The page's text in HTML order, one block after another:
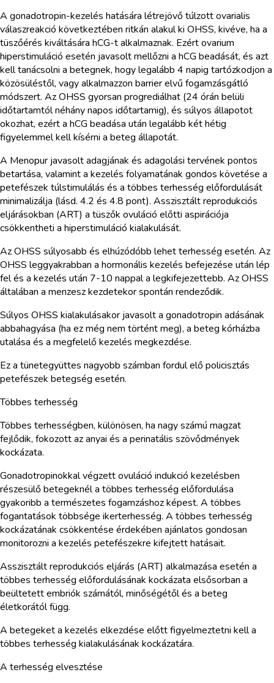
A gonadotropin-kezelés hatására létrejövő túlzott ovarialis
válaszreakció következtében ritkán alakul ki OHSS, kivéve, ha a
tüszőérés kiváltására hCG-t alkalmaznak. Ezért ovarium
hiperstimuláció esetén javasolt mellőzni a hCG beadását, és azt
kell tanácsolni a betegnek, hogy legalább 4 napig tartózkodjon a
közösüléstől, vagy alkalmazzon barrier elvű fogamzásgátló
módszert. Az OHSS gyorsan progrediálhat (24 órán belüli
időtartamtól néhány napos időtartamig), és súlyos állapotot
okozhat, ezért a hCG beadása után legalább két hétig
figyelemmel kell kísérni a beteg állapotát.
A Menopur javasolt adagjának és adagolási tervének pontos
betartása, valamint a kezelés folyamatának gondos követése a
petefészek túlstimulálás és a többes terhesség előfordulását
minimalizálja (lásd. 4.2 és 4.8 pont). Asszisztált reprodukciós
eljárásokban (ART) a tüszők ovuláció előtti aspirációja
csökkentheti a hiperstimuláció kialakulását.
Az OHSS súlyosabb és elhúzódóbb lehet terhesség esetén. Az
OHSS leggyakrabban a hormonális kezelés befejezése után lép
fel és a kezelés után 7-10 nappal a legkifejezettebb. Az OHSS
általában a menzesz kezdetekor spontán rendeződik.
Súlyos OHSS kialakulásakor javasolt a gonadotropin adásának
abbahagyása (ha ez még nem történt meg), a beteg kórházba
utalása és a megfelelő kezelés megkezdése.
Ez a tünetegyüttes nagyobb számban fordul elő policisztás
petefészek betegség esetén.
Többes terhesség
Többes terhességben, különösen, ha nagy számú magzat
fejlődik, fokozott az anyai és a perinatális szövődmények
kockázata.
Gonadotropinokkal végzett ovuláció indukció kezelésben
részesülő betegeknél a többes terhesség előfordulása
gyakoribb a természetes fogamzáshoz képest. A többes
fogantatások többsége ikerterhesség. A többes terhesség
kockázatának csökkentése érdekében ajánlatos gondosan
monitorozni a kezelés petefészekre kifejtett hatásait.
Asszisztált reprodukciós eljárás (ART) alkalmazása esetén a
többes terhesség előfordulásának kockázata elsősorban a
beültetett embriók számától, minőségétől és a beteg
életkorától függ.
A betegeket a kezelés elkezdése előtt figyelmeztetni kell a
többes terhesség kialakulásának kockázatára.
A terhesség elvesztése